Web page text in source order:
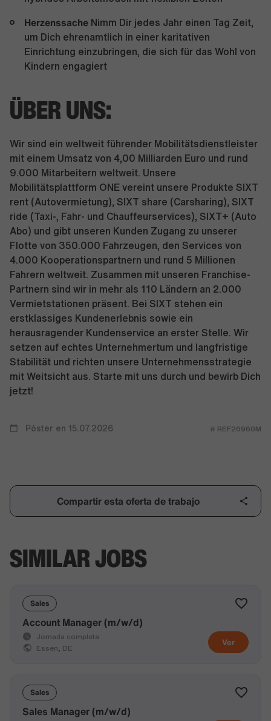
Herzenssache Nimm Dir jedes Jahr einen Tag Zeit,
um Dich ehrenamtlich in einer karitativen
Einrichtung einzubringen, die sich für das Wohl von
Kindern engagiert
ÜBER UNS:
Wir sind ein weltweit führender Mobilitätsdienstleister
mit einem Umsatz von 4,00 Milliarden Euro und rund
9.000 Mitarbeitern weltweit. Unsere
Mobilitätsplattform ONE vereint unsere Produkte SIXT
rent (Autovermietung), SIXT share (Carsharing), SIXT
ride (Taxi-, Fahr- und Chauffeurservices), SIXT+ (Auto
Abo) und gibt unseren Kunden Zugang zu unserer
Flotte von 350.000 Fahrzeugen, den Services von
4.000 Kooperationspartnern und rund 5 Millionen
Fahrern weltweit. Zusammen mit unseren Franchise-
Partnern sind wir in mehr als 110 Ländern an 2.000
Vermietstationen präsent. Bei SIXT stehen ein
erstklassiges Kundenerlebnis sowie ein
herausragender Kundenservice an erster Stelle. Wir
setzen auf echtes Unternehmertum und langfristige
Stabilität und richten unsere Unternehmensstrategie
mit Weitsicht aus. Starte mit uns durch und bewirb Dich
jetzt!
Póster en 15.07.2026 # REF26960M
Compartir esta oferta de trabajo
SIMILAR JOBS
Sales
Ver
Account Manager (m/w/d)
Jornada completa
Essen, DE
Sales
Sales Manager (m/w/d)